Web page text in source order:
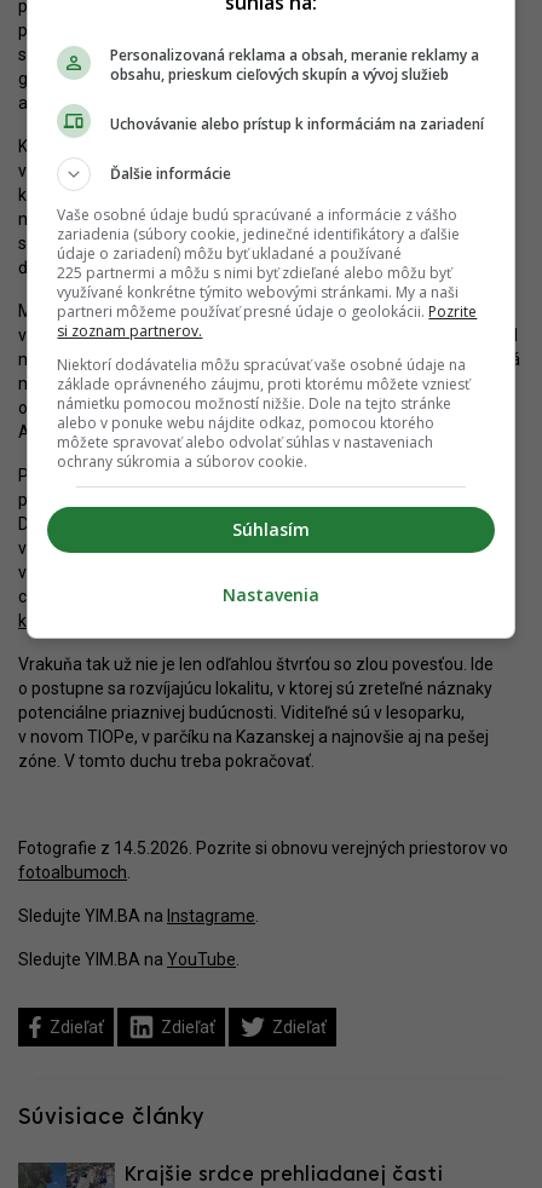
priestoru aj na Kazanskej, kde vznikolnový parčík
pomerne zdevastovaného prostredia. S postupným rastom
stromov, aktiváciou komunitných podujatí či rozširovaním
gastronomickej ponuky môže vzniknúť mimoriadne príťažlivé
a obľúbené miesto.
Krok po kroku sa zlepšuje aj bezpečnosť. Kritickým miestom bol
v minulosti tzv. Pentagon, obytný komplex s vysokou
koncentráciou drogovej kriminality. Postupne sa však aj toto
miesto „čistí“ a pomaly zlepšuje. Oproti nedávnej minulosti je
situácia omnoho priaznivejšia, hoci od ideálu má naďalej veľmi
ďaleko.
Mestská časť nedávno oznámila, že sa rozšíri občianska
vybavenosť v podobenovej strednej školy
miliónov eur vybudovať moderná privátna škola Felix. Dobudovaná
má byť do dvoch rokov a okrem hlavnej školskej budovy bude
obsahovať aj telocvičňu či exteriérové multifunkčné ihrisko.
Architektonické riešenie spracovala kancelária Siebert + Talaš.
Postupne sem prichádzajú aj investori. Najvýznamnejším
projektom bude prestavba areálu bývalej betonárne pri Malom
Dunaji. Zámer, známy ako
Nový Majerhof
v sérii objektov s ľudskou mierkou a drobnú vybavenosť
v susedstve promenády a cyklotrasy pri vodnom toku. Vo Vrakuni
chce stavať aj Hlavné mesto, na Žitavskej plánuje vybudovať
komornú bytovku
Vrakuňa tak už nie je len odľahlou štvrťou so zlou povesťou. Ide
o postupne sa rozvíjajúcu lokalitu, v ktorej sú zreteľné náznaky
potenciálne priaznivej budúcnosti. Viditeľné sú v lesoparku,
v novom TIOPe, v parčíku na Kazanskej a najnovšie aj na pešej
zóne. V tomto duchu treba pokračovať.
Fotografie z 14.5.2026. Pozrite si obnovu verejných priestorov vo
fotoalbumoch
Sledujte YIM.BA na Instagrame
Sledujte YIM.BA na YouTube
Zdieľať Zdieľať Zdieľať
Súvisiace články
Krajšie srdce prehliadanej časti
Personalizovaná reklama a obsah, meranie reklamy a
obsahu, prieskum cieľových skupín a vývoj služieb
Uchovávanie alebo prístup k informáciám na zariadení
Ďalšie informácie
Vaše osobné údaje budú spracúvané a informácie z vášho
zariadenia (súbory cookie, jedinečné identifikátory a ďalšie
údaje o zariadení) môžu byť ukladané a používané
225 partnermi a môžu s nimi byť zdieľané alebo môžu byť
využívané konkrétne týmito webovými stránkami. My a naši
partneri môžeme používať presné údaje o geolokácii. Pozrite
si zoznam partnerov.
Niektorí dodávatelia môžu spracúvať vaše osobné údaje na
základe oprávneného záujmu, proti ktorému môžete vzniesť
námietku pomocou možností nižšie. Dole na tejto stránke
alebo v ponuke webu nájdite odkaz, pomocou ktorého
môžete spravovať alebo odvolať súhlas v nastaveniach
ochrany súkromia a súborov cookie.
Súhlasím
Nastavenia